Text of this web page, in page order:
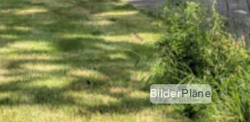
BilderPläne